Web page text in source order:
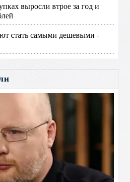
выросли втрое за год и
стать самыми дешевыми -